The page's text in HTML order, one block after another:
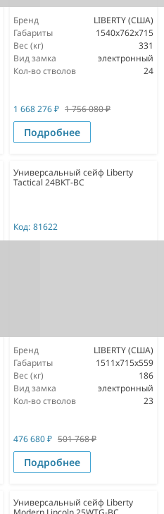
Бренд
LIBERTY (США)
Габариты
1540x762x715
Вес (кг)
331
Вид замка
электронный
Кол-во стволов
24
1 668 276₽ 1 756 080₽
Подробнее
Универсальный сейф Liberty
Tactical 24BKT-BC
Код: 81622
Бренд
LIBERTY (США)
Габариты
1511х715х559
Вес (кг)
186
Вид замка
электронный
Кол-во стволов
23
476 680₽ 501 768₽
Подробнее
Универсальный сейф Liberty